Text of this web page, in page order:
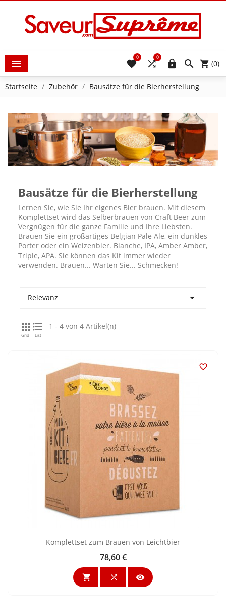
  (0)


0

0
Startseite Zubehör Bausätze für die Bierherstellung
Bausätze für die Bierherstellung
Lernen Sie, wie Sie Ihr eigenes Bier brauen. Mit diesem
Komplettset wird das Selberbrauen von Craft Beer zum
Vergnügen für die ganze Familie und Ihre Liebsten.
Brauen Sie ein großartiges Belgian Pale Ale, ein dunkles
Porter oder ein Weizenbier. Blanche, IPA, Amber Amber,
Triple, APA. Sie können das Kit immer wieder
verwenden. Brauen... Warten Sie... Schmecken!
Relevanz 

Grid

List
1 - 4 von 4 Artikel(n)

Komplettset zum Brauen von Leichtbier
Preis
78,60 €
  